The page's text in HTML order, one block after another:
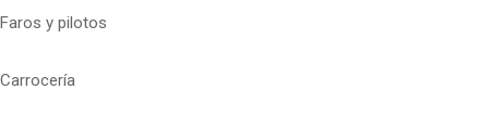
Faros y pilotos
Carrocería